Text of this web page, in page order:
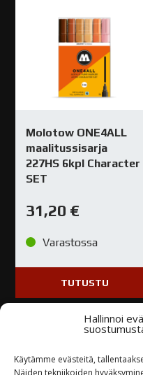
Hallinnoi
Käytämme evästeitä,
Näiden tekniikoiden
Molotow ONE4ALL
maalitussisarja
227HS 6kpl Character
SET
31,20 €
Varastossa
TUTUSTU